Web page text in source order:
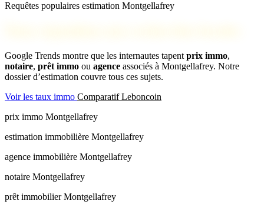
Requêtes populaires estimation Montgellafrey
Google Trends montre que les internautes tapent prix immo,
notaire, prêt immo ou agence associés à Montgellafrey. Notre
dossier d’estimation couvre tous ces sujets.
Voir les taux immo Comparatif Leboncoin
prix immo Montgellafrey
estimation immobilière Montgellafrey
agence immobilière Montgellafrey
notaire Montgellafrey
prêt immobilier Montgellafrey